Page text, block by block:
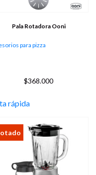
Pala Rotadora Ooni
para pizza
$368.000
rápida